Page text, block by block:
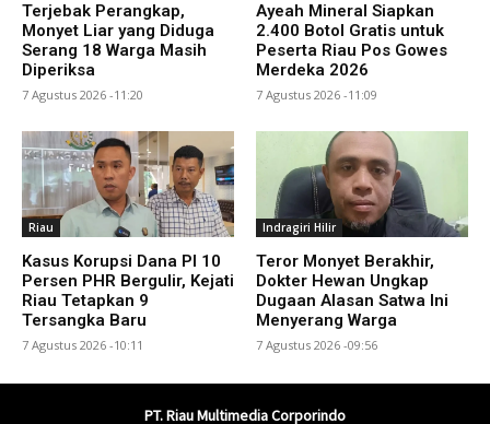
Terjebak Perangkap,
Monyet Liar yang Diduga
Serang 18 Warga Masih
Diperiksa
7 Agustus 2026 -11:20
Ayeah Mineral Siapkan
2.400 Botol Gratis untuk
Peserta Riau Pos Gowes
Merdeka 2026
7 Agustus 2026 -11:09
Riau
Kasus Korupsi Dana PI 10
Persen PHR Bergulir, Kejati
Riau Tetapkan 9
Tersangka Baru
7 Agustus 2026 -10:11
Indragiri Hilir
Teror Monyet Berakhir,
Dokter Hewan Ungkap
Dugaan Alasan Satwa Ini
Menyerang Warga
7 Agustus 2026 -09:56
PT. Riau Multimedia Corporindo